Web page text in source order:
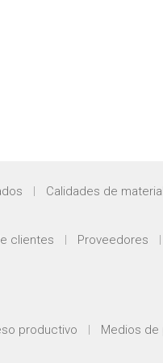
Calidades de
clientes Proveedores
productivo
Medios